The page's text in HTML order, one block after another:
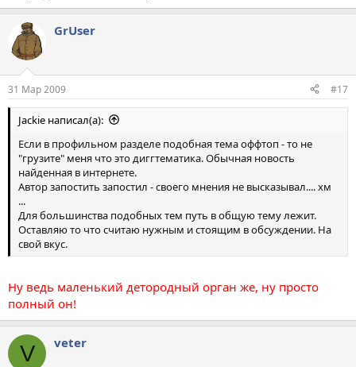
GrUser
31 Мар 2009 #17
Jackie написал(а):
Если в профильном разделе подобная тема оффтоп - то не
"грузите" меня что это диггтематика. Обычная новость
найденная в интернете.
Автор запостить запостил - своего мнения не высказывал.... хм
...
Для большинства подобных тем путь в общую тему лежит.
Оставляю то что считаю нужным и стоящим в обсуждении. На
свой вкус.
Ну ведь маленький детородный орган же, ну просто
полный он!
V veter